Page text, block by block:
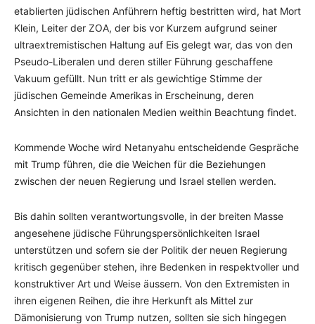
etablierten jüdischen Anführern heftig bestritten wird, hat Mort
Klein, Leiter der ZOA, der bis vor Kurzem aufgrund seiner
ultraextremistischen Haltung auf Eis gelegt war, das von den
Pseudo-Liberalen und deren stiller Führung geschaffene
Vakuum gefüllt. Nun tritt er als gewichtige Stimme der
jüdischen Gemeinde Amerikas in Erscheinung, deren
Ansichten in den nationalen Medien weithin Beachtung findet.
Kommende Woche wird Netanyahu entscheidende Gespräche
mit Trump führen, die die Weichen für die Beziehungen
zwischen der neuen Regierung und Israel stellen werden.
Bis dahin sollten verantwortungsvolle, in der breiten Masse
angesehene jüdische Führungspersönlichkeiten Israel
unterstützen und sofern sie der Politik der neuen Regierung
kritisch gegenüber stehen, ihre Bedenken in respektvoller und
konstruktiver Art und Weise äussern. Von den Extremisten in
ihren eigenen Reihen, die ihre Herkunft als Mittel zur
Dämonisierung von Trump nutzen, sollten sie sich hingegen